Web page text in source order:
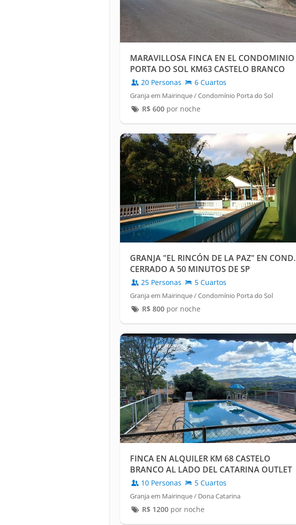
MARAVILLOSA FINCA EN EL CONDOMINIO
PORTA DO SOL KM63 CASTELO BRANCO
20 Personas 6 Cuartos
Granja em Mairinque / Condomínio Porta do Sol
R$ 600por noche
GRANJA "EL RINCÓN DE LA PAZ" EN COND.
CERRADO A 50 MINUTOS DE SP
25 Personas 5 Cuartos
Granja em Mairinque / Condomínio Porta do Sol
R$ 800por noche
FINCA EN ALQUILER KM 68 CASTELO
BRANCO AL LADO DEL CATARINA OUTLET
10 Personas 5 Cuartos
Granja em Mairinque / Dona Catarina
R$ 1200por noche